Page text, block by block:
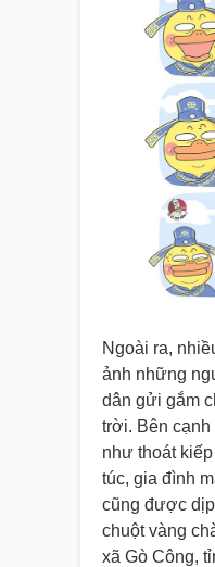
Ngoài ra,
ảnh những
dân gửi gắm
trời. Bên
như thoát
túc, gia đình
cũng được
chuột vàng
xã Gò Công,